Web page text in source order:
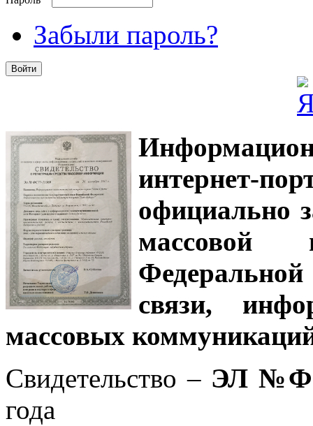
Забыли пароль?
интернет-
официально
связи,
массовых
Свидетельство – ЭЛ
года